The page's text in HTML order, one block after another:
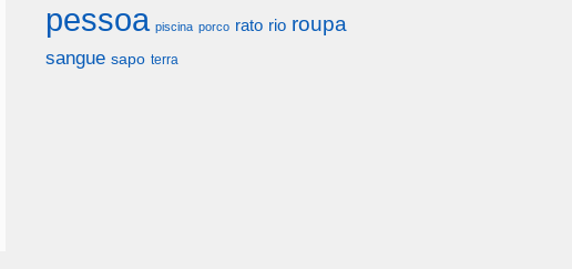
pessoa piscina porco rato rio roupa
sangue sapo terra